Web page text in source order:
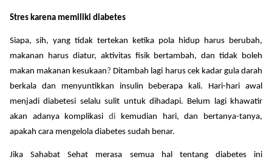
Stres karena memiliki diabetes
Siapa, sih, yang tidak tertekan ketika pola hidup harus berubah,
makanan harus diatur, aktivitas fisik bertambah, dan tidak boleh
makan makanan kesukaan? Ditambah lagi harus cek kadar gula darah
berkala dan menyuntkkan insulin beberapa kali. Hari-hari awal
menjadi diabetesi selalu sulit untuk dihadapi. Belum lagi khawatir
akan adanya komplikasidi kemudian hari, dan bertanya-tanya,
apakah cara mengelola diabetes sudah benar.
Jika Sahabat Sehat merasa semua hal tentang diabetes ini